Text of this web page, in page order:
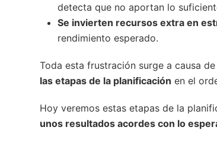
detecta que no aportan lo
Se invierten recursos extra en
rendimiento esperado.
Toda esta frustración surge a causa
las etapas de la planificación en el
Hoy veremos estas etapas de la
unos resultados acordes con lo